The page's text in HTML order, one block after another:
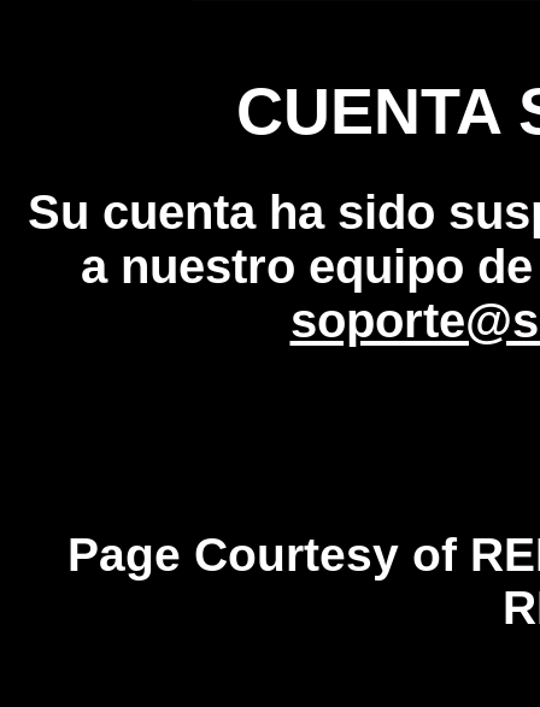
CUENTA
Su cuenta ha sido
a nuestro equipo
Page Courtesy of